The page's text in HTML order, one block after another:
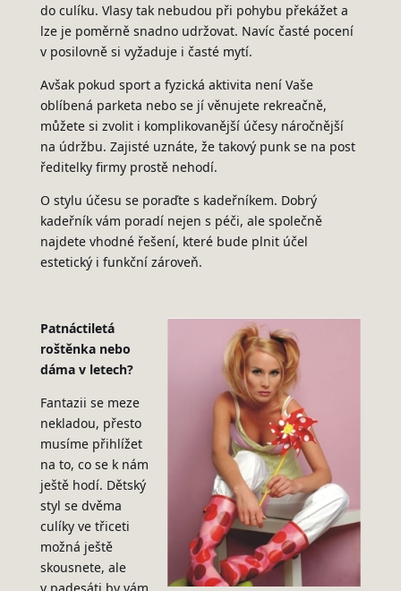
do culíku. Vlasy tak nebudou při pohybu překážet a
lze je poměrně snadno udržovat. Navíc časté pocení
v posilovně si vyžaduje i časté mytí.
Avšak pokud sport a fyzická aktivita není Vaše
oblíbená parketa nebo se jí věnujete rekreačně,
můžete si zvolit i komplikovanější účesy náročnější
na údržbu. Zajisté uznáte, že takový punk se na post
ředitelky firmy prostě nehodí.
O stylu účesu se poraďte s kadeřníkem. Dobrý
kadeřník vám poradí nejen s péči, ale společně
najdete vhodné řešení, které bude plnit účel
estetický i funkční zároveň.
Patnáctiletá
roštěnka nebo
dáma v letech?
Fantazii se meze
nekladou, přesto
musíme přihlížet
na to, co se k nám
ještě hodí. Dětský
styl se dvěma
culíky ve třiceti
možná ještě
skousnete, ale